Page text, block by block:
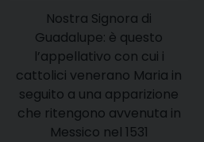
Nostra Signora di
Guadalupe: è questo
l’appellativo con cui i
cattolici venerano Maria in
seguito a una apparizione
che ritengono avvenuta in
Messico nel 1531